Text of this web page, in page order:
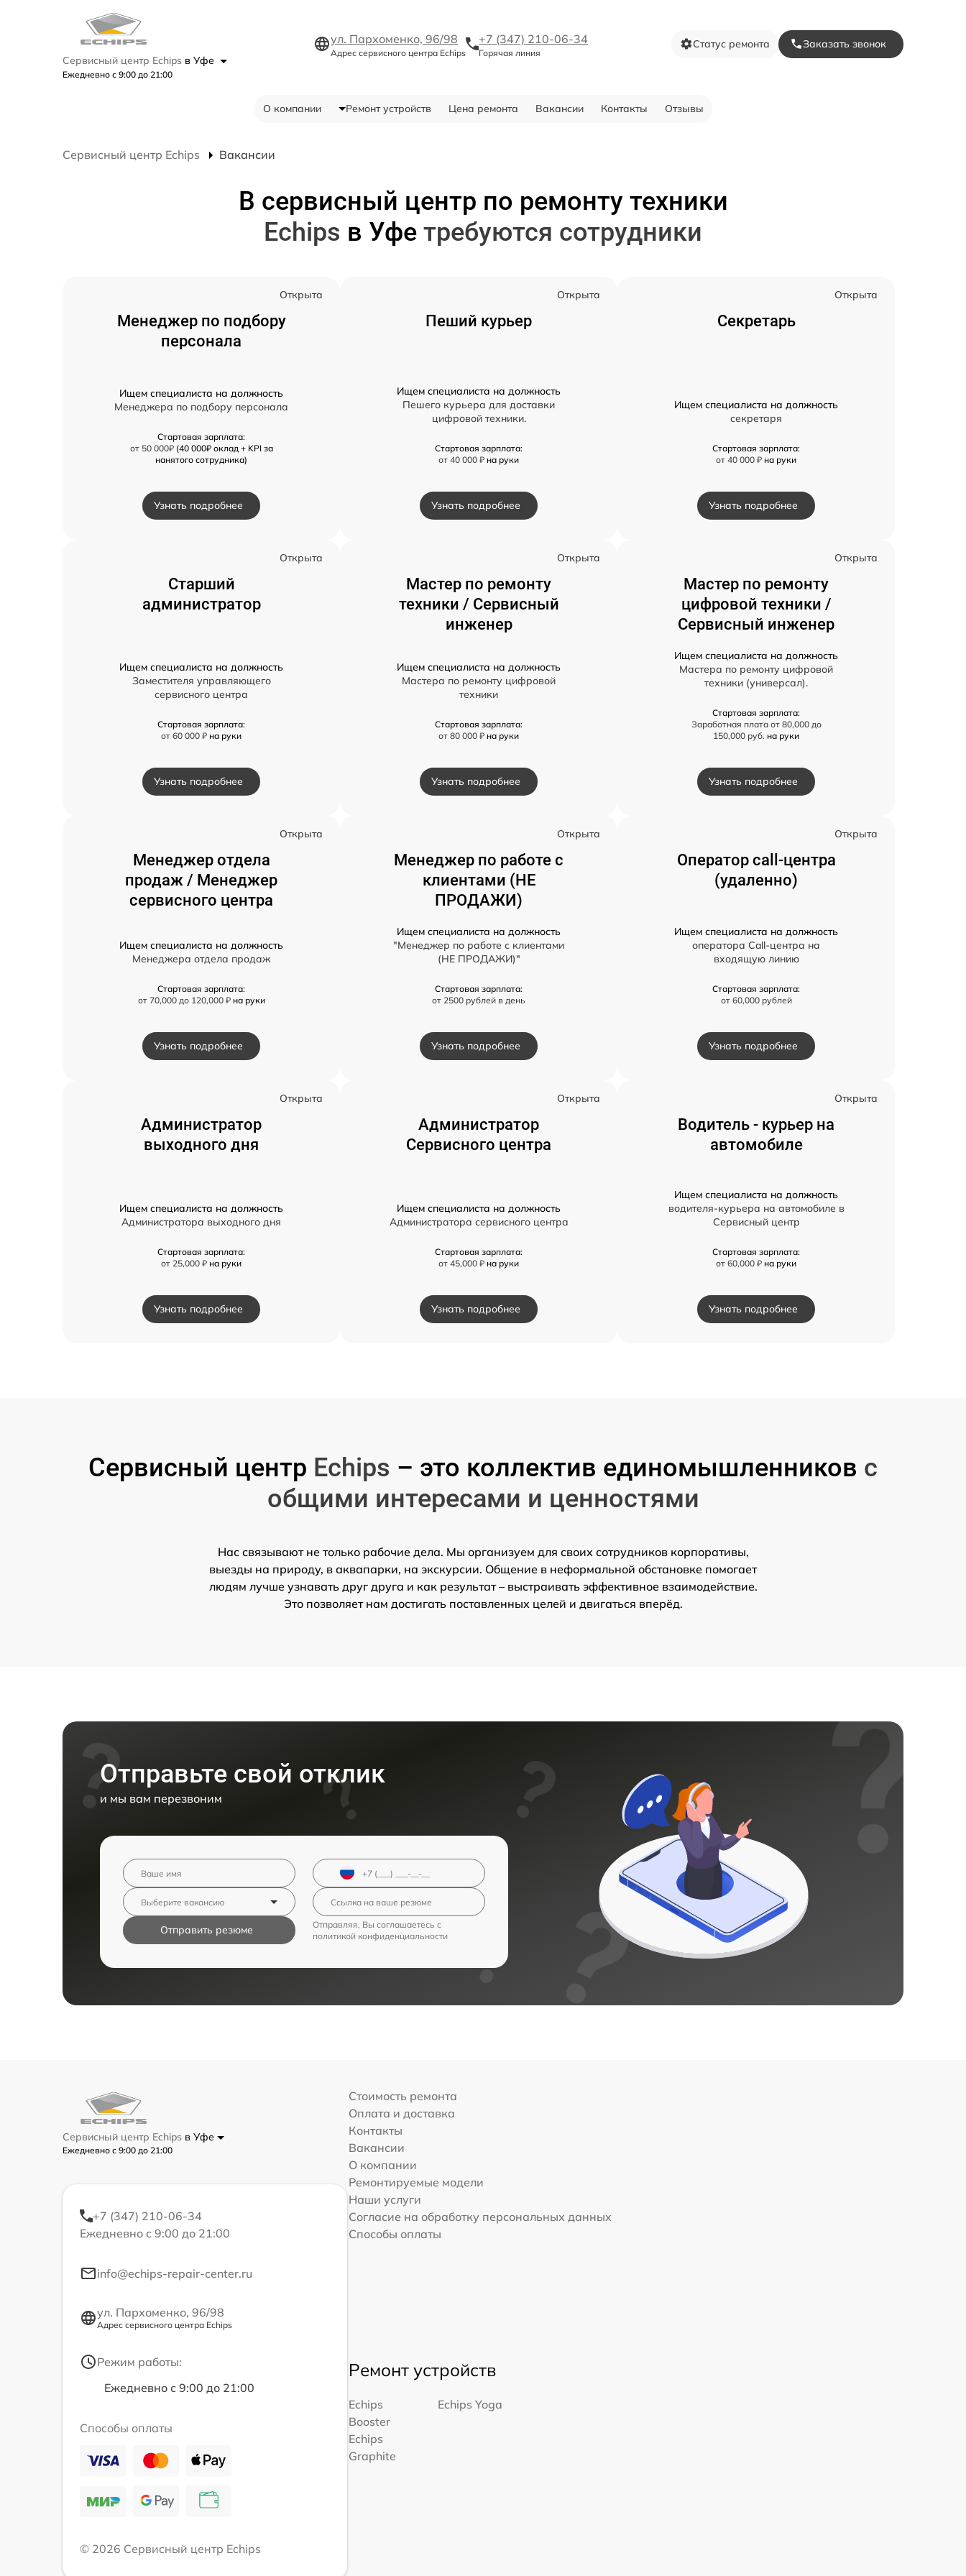
Сервисный центр Echips в Уфе
Ежедневно с 9:00 до 21:00
ул. Пархоменко, 96/98
Адрес сервисного центра Echips
+7 (347) 210-06-34
Горячая линия
Статус ремонта Заказать звонок
О компании Ремонт устройств Цена ремонта Вакансии Контакты Отзывы
Сервисный центр Echips Вакансии
В сервисный центр по ремонту техники
Echips в Уфе требуются сотрудники
Открыта
Менеджер по подбору
персонала
Ищем специалиста на должность
Менеджера по подбору персонала
Стартовая зарплата:
от 50 000₽(40 000₽ оклад + KPI за
нанятого сотрудника)
Узнать подробнее
Открыта
Пеший курьер
Ищем специалиста на должность
Пешего курьера для доставки
цифровой техники.
Стартовая зарплата:
от 40 000 ₽ на руки
Узнать подробнее
Открыта
Секретарь
Ищем специалиста на должность
секретаря
Стартовая зарплата:
от 40 000 ₽ на руки
Узнать подробнее
Открыта
Старший
администратор
Ищем специалиста на должность
Заместителя управляющего
сервисного центра
Стартовая зарплата:
от 60 000 ₽ на руки
Узнать подробнее
Открыта
Мастер по ремонту
техники / Сервисный
инженер
Ищем специалиста на должность
Мастера по ремонту цифровой
техники
Стартовая зарплата:
от 80 000 ₽ на руки
Узнать подробнее
Открыта
Мастер по ремонту
цифровой техники /
Сервисный инженер
Ищем специалиста на должность
Мастера по ремонту цифровой
техники (универсал).
Стартовая зарплата:
Заработная плата от 80,000 до
150,000 руб. на руки
Узнать подробнее
Открыта
Менеджер отдела
продаж / Менеджер
сервисного центра
Ищем специалиста на должность
Менеджера отдела продаж
Стартовая зарплата:
от 70,000 до 120,000 ₽ на руки
Узнать подробнее
Открыта
Менеджер по работе с
клиентами (НЕ
ПРОДАЖИ)
Ищем специалиста на должность
"Менеджер по работе с клиентами
(НЕ ПРОДАЖИ)"
Стартовая зарплата:
от 2500 рублей в день
Узнать подробнее
Открыта
Оператор call-центра
(удаленно)
Ищем специалиста на должность
оператора Call-центра на
входящую линию
Стартовая зарплата:
от 60,000 рублей
Узнать подробнее
Открыта
Администратор
выходного дня
Ищем специалиста на должность
Администратора выходного дня
Стартовая зарплата:
от 25,000 ₽ на руки
Узнать подробнее
Открыта
Администратор
Сервисного центра
Ищем специалиста на должность
Администратора сервисного центра
Стартовая зарплата:
от 45,000 ₽ на руки
Узнать подробнее
Открыта
Водитель - курьер на
автомобиле
Ищем специалиста на должность
водителя-курьера на автомобиле в
Сервисный центр
Стартовая зарплата:
от 60,000 ₽ на руки
Узнать подробнее
Сервисный центр Echips – это коллектив единомышленников с
общими интересами и ценностями
Нас связывают не только рабочие дела. Мы организуем для своих сотрудников корпоративы,
выезды на природу, в аквапарки, на экскурсии. Общение в неформальной обстановке помогает
людям лучше узнавать друг друга и как результат – выстраивать эффективное взаимодействие.
Это позволяет нам достигать поставленных целей и двигаться вперёд.
Отправьте свой отклик
и мы вам перезвоним
Отправить резюме
Отправляя, Вы соглашаетесь с
политикой конфиденциальности
Сервисный центр Echips в Уфе
Ежедневно с 9:00 до 21:00
+7 (347) 210-06-34
Ежедневно с 9:00 до 21:00
info@echips-repair-center.ru
ул. Пархоменко, 96/98
Адрес сервисного центра Echips
Режим работы:
Ежедневно с 9:00 до 21:00
Способы оплаты
© 2026 Сервисный центр Echips
Стоимость ремонта
Оплата и доставка
Контакты
Вакансии
О компании
Ремонтируемые модели
Наши услуги
Согласие на обработку персональных данных
Способы оплаты
Ремонт устройств
Echips
Booster
Echips Yoga
Echips
Graphite